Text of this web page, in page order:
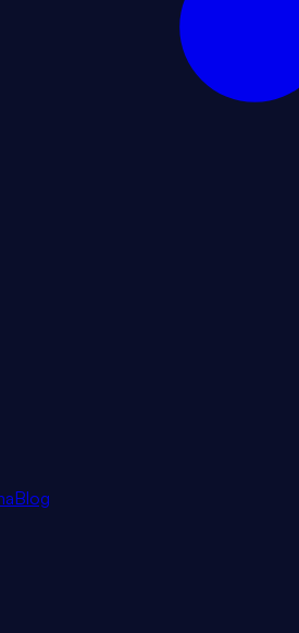
Blog